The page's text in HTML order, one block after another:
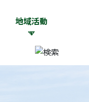
地域活動